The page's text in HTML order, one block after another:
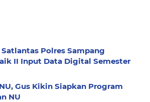
Polres Sampang
II Input Data Digital Semester
Gus Kikin Siapkan Program
NU